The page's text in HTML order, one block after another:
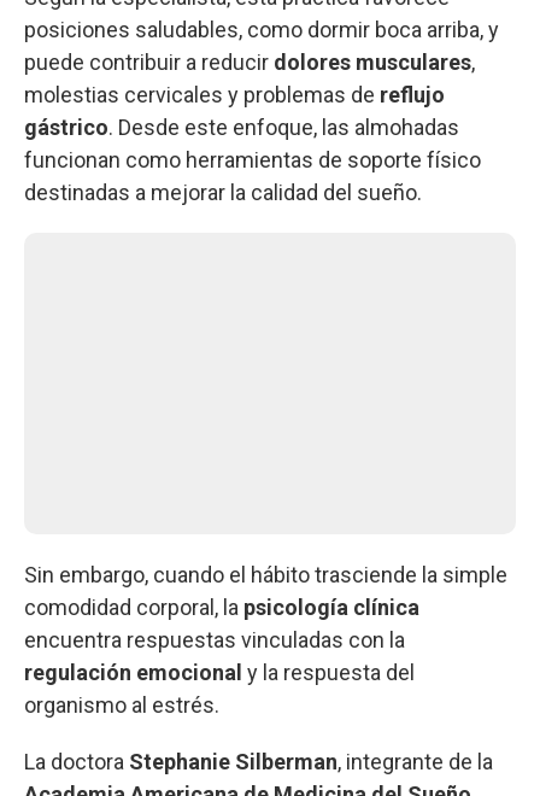
posiciones saludables, como dormir boca arriba, y
puede contribuir a reducir dolores musculares,
molestias cervicales y problemas de reflujo
gástrico. Desde este enfoque, las almohadas
funcionan como herramientas de soporte físico
destinadas a mejorar la calidad del sueño.
Sin embargo, cuando el hábito trasciende la simple
comodidad corporal, la psicología clínica
encuentra respuestas vinculadas con la
regulación emocional y la respuesta del
organismo al estrés.
La doctora Stephanie Silberman, integrante de la